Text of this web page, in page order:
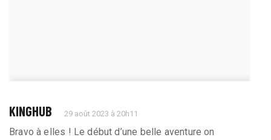
KINGHUB 29 août 2023 à 20h11
Bravo à elles ! Le début d’une belle aventure on